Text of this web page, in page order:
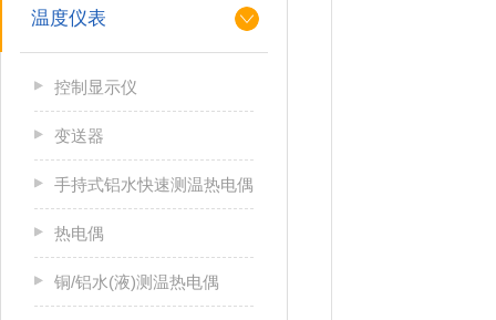
温度仪表
控制显示仪
变送器
手持式铝水快速测温热电偶
热电偶
铜/铝水(液)测温热电偶